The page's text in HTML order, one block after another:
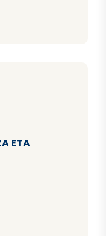
ETA